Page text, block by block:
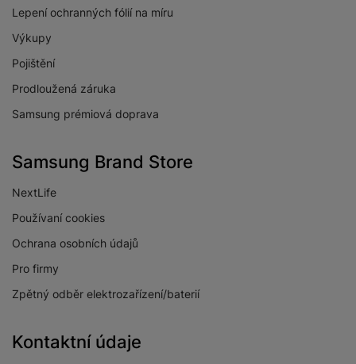
Lepení ochranných fólií na míru
Výkupy
Pojištění
Prodloužená záruka
Samsung prémiová doprava
Samsung Brand Store
NextLife
Používaní cookies
Ochrana osobních údajů
Pro firmy
Zpětný odběr elektrozařízení/baterií
Kontaktní údaje